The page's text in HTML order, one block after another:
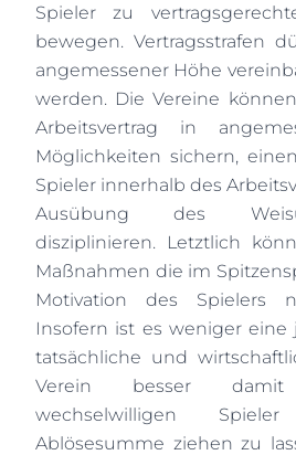
Spieler zu
bewegen. Vertragsstrafen
angemessener Höhe
werden. Die Vereine
Arbeitsvertrag in
Möglichkeiten sichern,
Spieler innerhalb des
Ausübung des
disziplinieren. Letztlich
Maßnahmen die im
Motivation des Spielers
Insofern ist es weniger eine
tatsächliche und
Verein besser
wechselwilligen
Ablösesumme ziehen zu